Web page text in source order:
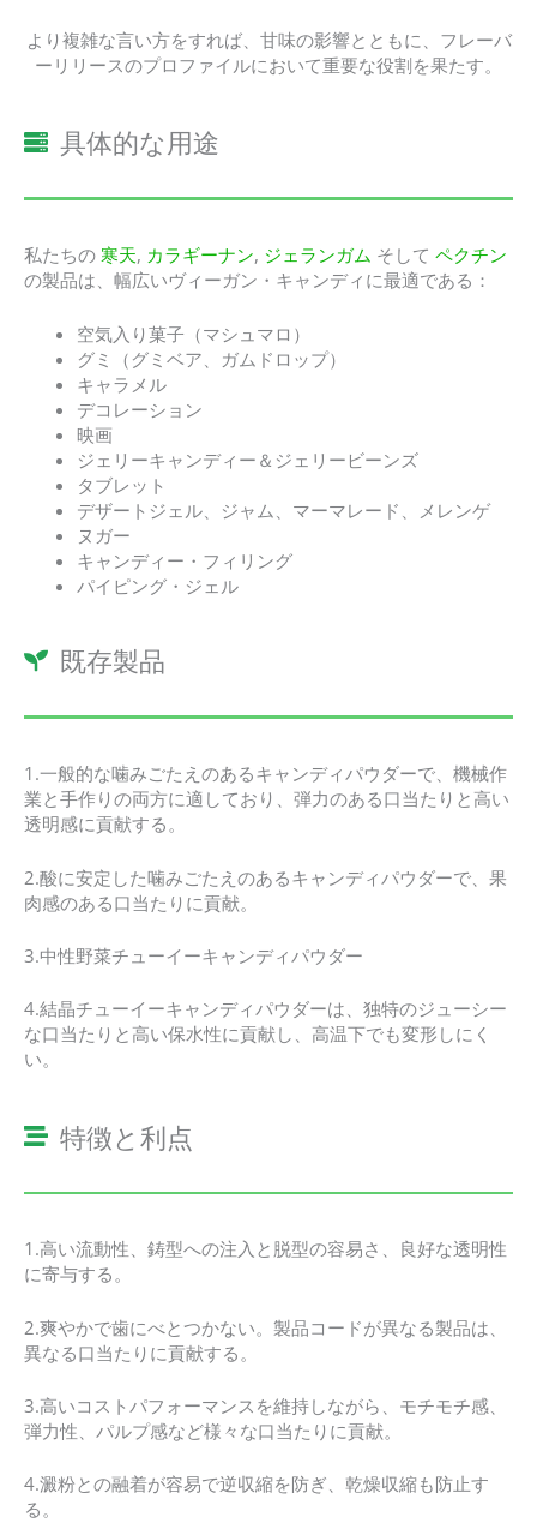
より複雑な言い方をすれば、甘味の影響とともに、フレーバ
ーリリースのプロファイルにおいて重要な役割を果たす。
具体的な用途
私たちの 寒天, カラギーナン, ジェランガム そして ペクチン
の製品は、幅広いヴィーガン・キャンディに最適である：
空気入り菓子（マシュマロ）
グミ（グミベア、ガムドロップ）
キャラメル
デコレーション
映画
ジェリーキャンディー＆ジェリービーンズ
タブレット
デザートジェル、ジャム、マーマレード、メレンゲ
ヌガー
キャンディー・フィリング
パイピング・ジェル
既存製品
1.一般的な噛みごたえのあるキャンディパウダーで、機械作
業と手作りの両方に適しており、弾力のある口当たりと高い
透明感に貢献する。
2.酸に安定した噛みごたえのあるキャンディパウダーで、果
肉感のある口当たりに貢献。
3.中性野菜チューイーキャンディパウダー
4.結晶チューイーキャンディパウダーは、独特のジューシー
な口当たりと高い保水性に貢献し、高温下でも変形しにく
い。
特徴と利点
1.高い流動性、鋳型への注入と脱型の容易さ、良好な透明性
に寄与する。
2.爽やかで歯にべとつかない。製品コードが異なる製品は、
異なる口当たりに貢献する。
3.高いコストパフォーマンスを維持しながら、モチモチ感、
弾力性、パルプ感など様々な口当たりに貢献。
4.澱粉との融着が容易で逆収縮を防ぎ、乾燥収縮も防止す
る。